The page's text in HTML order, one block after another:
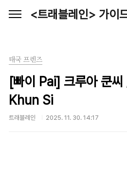
태국 프렌즈
[빠이 Pai] 크루아 쿤
Khun Si
트래블레인 2025. 11. 30. 14:17